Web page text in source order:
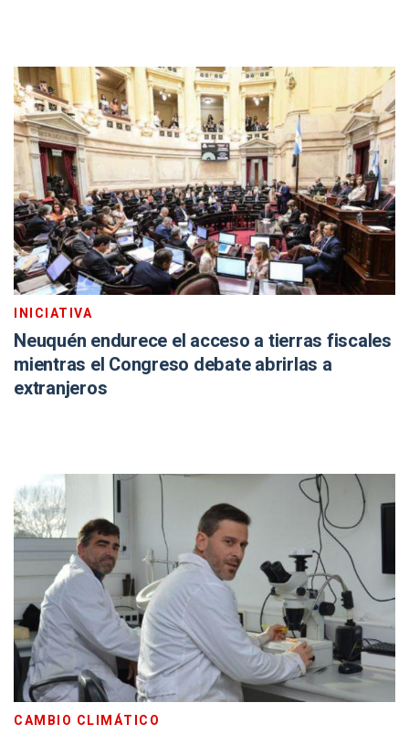
INICIATIVA
Neuquén endurece el acceso a tierras fiscales
mientras el Congreso debate abrirlas a
extranjeros
CAMBIO CLIMÁTICO